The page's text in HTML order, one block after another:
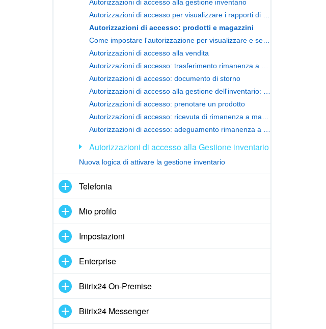
Autorizzazioni di accesso alla gestione inventario
Autorizzazioni di accesso: prodotti e magazzini
Autorizzazioni di accesso alla vendita
Autorizzazioni di accesso: documento di storno
Autorizzazioni di accesso: prenotare un prodotto
Autorizzazioni di accesso alla Gestione inventario
Nuova logica di attivare la gestione inventario
Telefonia
Mio profilo
Impostazioni
Enterprise
Bitrix24 On-Premise
Bitrix24 Messenger